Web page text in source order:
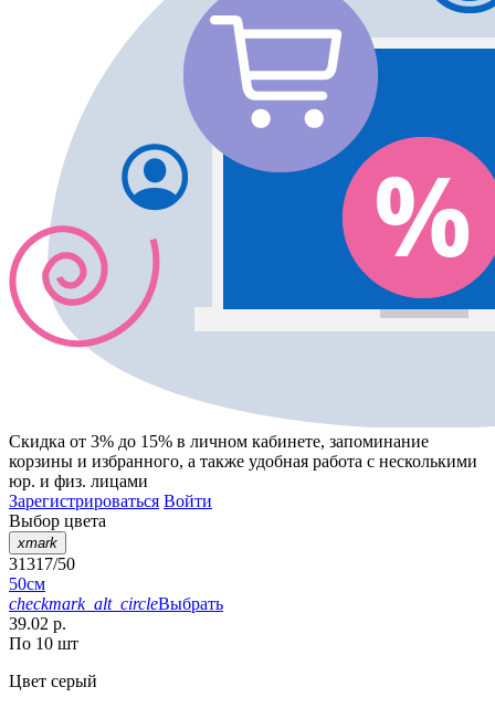
Скидка от 3% до 15% в личном кабинете, запоминание
корзины и избранного, а также удобная работа с несколькими
юр. и физ. лицами
Зарегистрироваться Войти
Выбор цвета
xmark
31317/50
50см
checkmark_alt_circleВыбрать
39.02 р.
По 10 шт
Цвет серый